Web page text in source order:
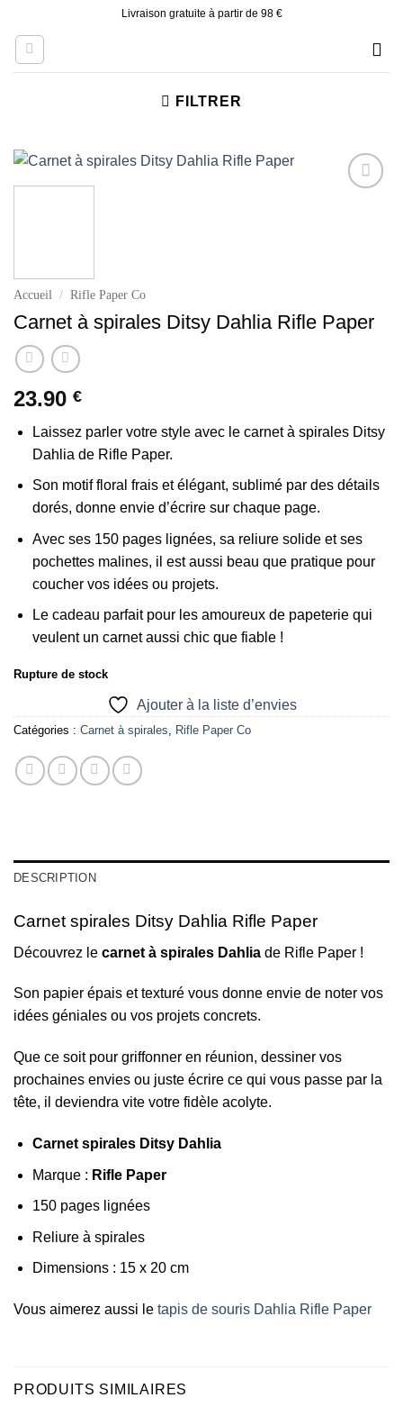
content
Livraison gratuite à partir de 98 €
FILTRER
Accueil / Rifle Paper Co
Carnet à spirales Ditsy Dahlia Rifle Paper
23.90 €
Laissez parler votre style avec le carnet à spirales Ditsy
Dahlia de Rifle Paper.
Son motif floral frais et élégant, sublimé par des détails
dorés, donne envie d’écrire sur chaque page.
Avec ses 150 pages lignées, sa reliure solide et ses
pochettes malines, il est aussi beau que pratique pour
coucher vos idées ou projets.
Le cadeau parfait pour les amoureux de papeterie qui
veulent un carnet aussi chic que fiable !
Rupture de stock
Ajouter à la liste d’envies
Catégories : Carnet à spirales, Rifle Paper Co
DESCRIPTION
Carnet spirales Ditsy Dahlia Rifle Paper
Découvrez le carnet à spirales Dahlia de Rifle Paper !
Son papier épais et texturé vous donne envie de noter vos
idées géniales ou vos projets concrets.
Que ce soit pour griffonner en réunion, dessiner vos
prochaines envies ou juste écrire ce qui vous passe par la
tête, il deviendra vite votre fidèle acolyte.
Carnet spirales Ditsy Dahlia
Marque : Rifle Paper
150 pages lignées
Reliure à spirales
Dimensions : 15 x 20 cm
Vous aimerez aussi le tapis de souris Dahlia Rifle Paper
PRODUITS SIMILAIRES